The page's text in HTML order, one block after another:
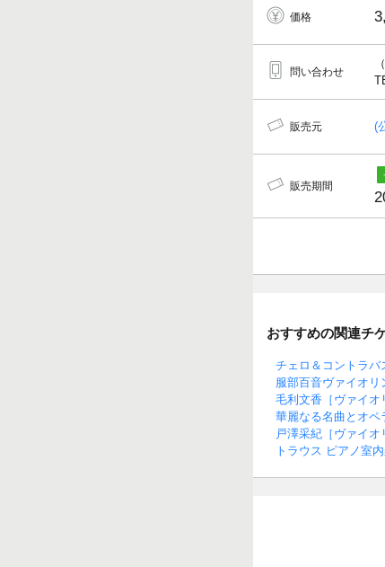
価格
問い合わせ
販売元 (
販売期間
おすすめの関連チ
チェロ＆コントラ
服部百音ヴァイオ
毛利文香［ヴァイオ
華麗なる名曲とオペ
戸澤采紀［ヴァイ
トラウス ピアノ室